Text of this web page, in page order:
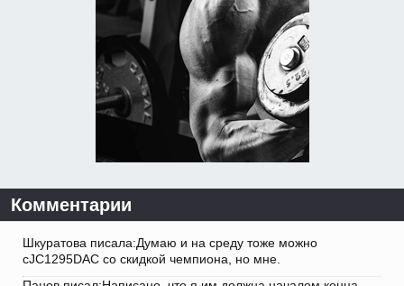
Комментарии
Шкуратова писала:Думаю и на среду тоже можно
cJC1295DAC со скидкой чемпиона, но мне.